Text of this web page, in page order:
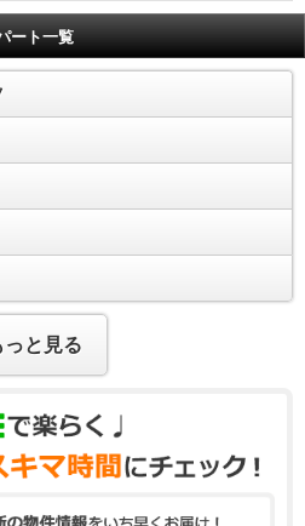
ート一覧
っと見る